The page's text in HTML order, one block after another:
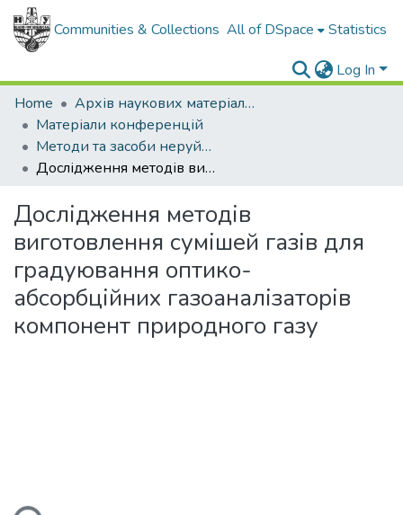
Communities & Collections All of DSpace Statistics
Log In
Home
Архів наукових матеріалів
Матеріали конференцій
Методи та засоби неруйнівного контролю промислового обладнання 2017
Дослідження методів виготовлення сумішей газів для градуювання оптико-абсорбційних газоаналізаторів компонент природного газу
Дослідження методів
виготовлення сумішей газів для
градуювання оптико-
абсорбційних газоаналізаторів
компонент природного газу